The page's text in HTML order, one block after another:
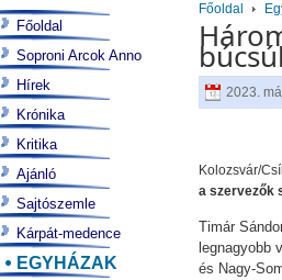
Főoldal
2023.
Kolozsvár/
a szervezők
Timár
legnagyobb
és Nagy-
Főoldal
Soproni Arcok Anno
Hírek
Krónika
Kritika
Ajánló
Sajtószemle
Kárpát-medence
EGYHÁZAK